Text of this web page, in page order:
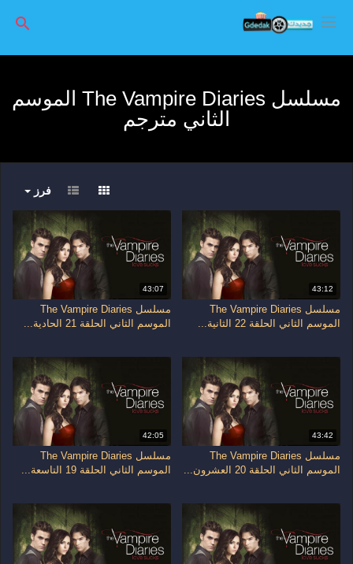
مسلسل The Vampire Diaries الموسم
الثاني مترجم
فرز
43:12
مسلسل The Vampire Diaries
الموسم الثاني الحلقة 22 الثانية...
43:07
مسلسل The Vampire Diaries
الموسم الثاني الحلقة 21 الحادية...
43:42
مسلسل The Vampire Diaries
الموسم الثاني الحلقة 20 العشرون...
42:05
مسلسل The Vampire Diaries
الموسم الثاني الحلقة 19 التاسعة...